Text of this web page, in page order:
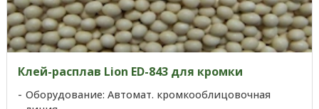
Клей-расплав Lion ED-843 для кромки
Оборудование: Автомат. кромкооблицовочная